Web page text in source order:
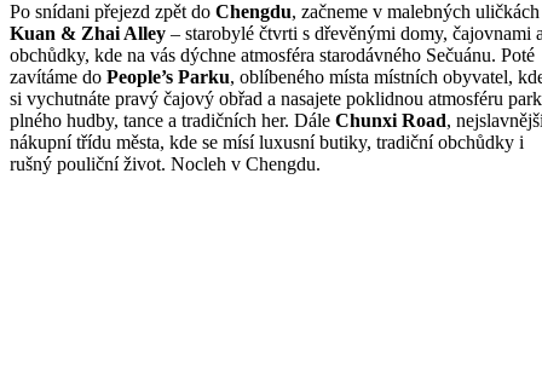
Po snídani přejezd zpět do Chengdu, začneme v malebných uličkách
Kuan & Zhai Alley – starobylé čtvrti s dřevěnými domy, čajovnami
obchůdky, kde na vás dýchne atmosféra starodávného Sečuánu. Poté
zavítáme do People’s Parku, oblíbeného místa místních obyvatel,
si vychutnáte pravý čajový obřad a nasajete poklidnou atmosféru
plného hudby, tance a tradičních her. Dále Chunxi Road,
nákupní třídu města, kde se mísí luxusní butiky, tradiční obchůdky i
rušný pouliční život. Nocleh v Chengdu.